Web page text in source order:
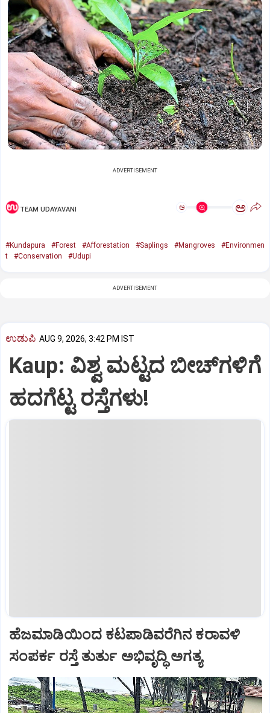
ADVERTISEMENT
TEAM UDAYAVANI ಅ ಅ
#Kundapura #Forest #Afforestation #Saplings #Mangroves
#Environmen
t
#Conservation #Udupi
ADVERTISEMENT
ಉಡುಪಿ AUG 9, 2026, 3:42 PM IST
Kaup: ವಿಶ್ವ ಮಟ್ಟದ ಬೀಚ್‌ಗಳಿಗೆ
ಹದಗೆಟ್ಟ ರಸ್ತೆಗಳು!
ಹೆಜಮಾಡಿಯಿಂದ ಕಟಪಾಡಿವರೆಗಿನ ಕರಾವಳಿ
ಸಂಪರ್ಕ ರಸ್ತೆ ತುರ್ತು ಅಭಿವೃದ್ಧಿ ಅಗತ್ಯ